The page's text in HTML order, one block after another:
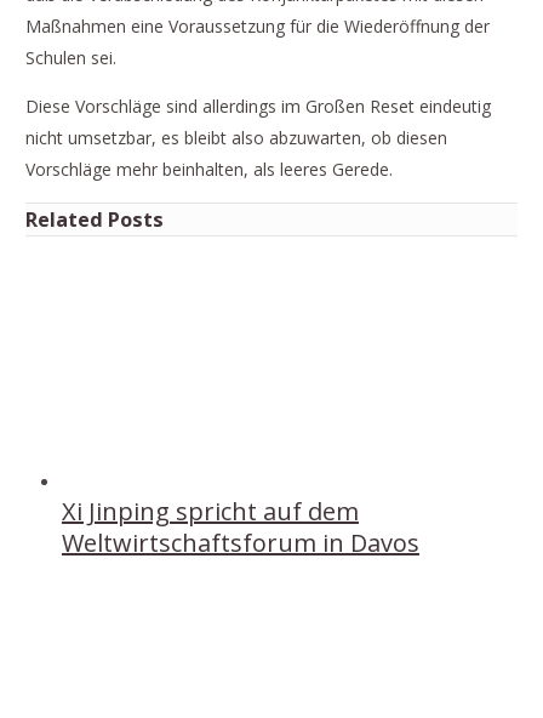
Maßnahmen eine Voraussetzung für die Wiederöffnung der
Schulen sei.
Diese Vorschläge sind allerdings im Großen Reset eindeutig
nicht umsetzbar, es bleibt also abzuwarten, ob diesen
Vorschläge mehr beinhalten, als leeres Gerede.
Related Posts
Xi Jinping spricht auf dem
Weltwirtschaftsforum in Davos